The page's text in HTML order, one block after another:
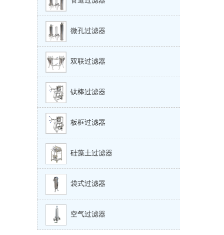
微孔过滤器
双联过滤器
钛棒过滤器
板框过滤器
硅藻土过滤器
袋式过滤器
空气过滤器